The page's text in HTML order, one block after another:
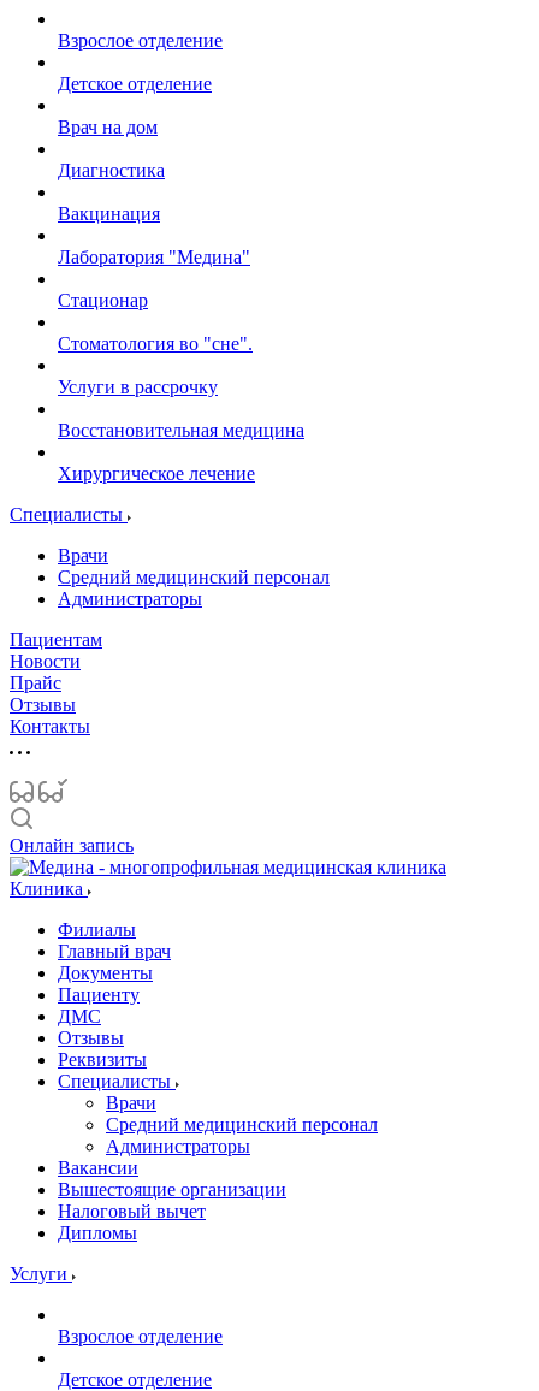
Взрослое отделение
Детское отделение
Врач на дом
Диагностика
Вакцинация
Лаборатория "Медина"
Стационар
Стоматология во "сне".
Услуги в рассрочку
Восстановительная медицина
Хирургическое лечение
Специалисты
Врачи
Средний медицинский персонал
Администраторы
Пациентам
Новости
Прайс
Отзывы
Контакты
Онлайн запись
Клиника
Филиалы
Главный врач
Документы
Пациенту
ДМС
Отзывы
Реквизиты
Специалисты
Врачи
Средний медицинский персонал
Администраторы
Вакансии
Вышестоящие организации
Налоговый вычет
Дипломы
Услуги
Взрослое отделение
Детское отделение